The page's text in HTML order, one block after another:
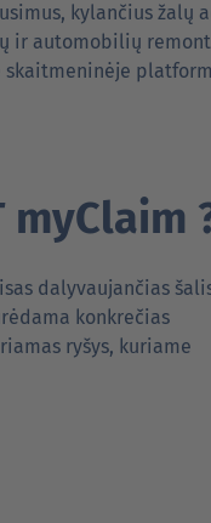
kylančius
ir automobilių
skaitmeninėje
myClaim
dalyvaujančias
konkrečias
ryšys, kuriame